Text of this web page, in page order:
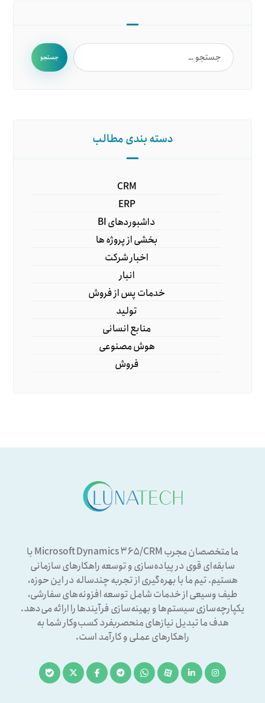
جستجو
دسته بندی مطالب
CRM
ERP
داشبوردهای BI
بخشی از پروژه ها
اخبار شرکت
انبار
خدمات پس از فروش
تولید
منابع انسانی
هوش مصنوعی
فروش
ما متخصصان مجرب Microsoft Dynamics ۳۶۵/CRM با
سابقه‌ای قوی در پیاده‌سازی و توسعه راهکارهای سازمانی
هستیم. تیم ما با بهره‌گیری از تجربه چندساله در این حوزه،
طیف وسیعی از خدمات شامل توسعه افزونه‌های سفارشی،
یکپارچه‌سازی سیستم‌ها و بهینه‌سازی فرآیندها را ارائه می‌دهد.
هدف ما تبدیل نیازهای منحصربفرد کسب‌وکار شما به
راهکارهای عملی و کارآمد است.